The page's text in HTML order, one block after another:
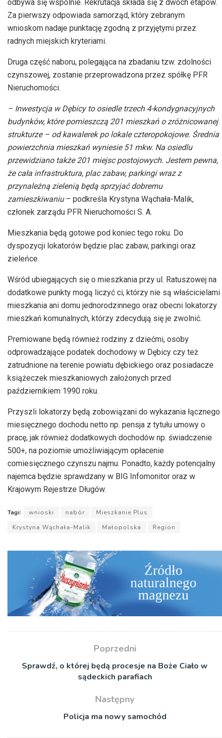
odbywa się wspólnie. Rekrutacja składa się z dwóch etapów.
Za pierwszy odpowiada samorząd, który zebranym
wnioskom nadaje punktację zgodną z przyjętymi przez
radnych miejskich kryteriami.
Druga część naboru, polegająca na zbadaniu tzw. zdolności
czynszowej, zostanie przeprowadzona przez spółkę PFR
Nieruchomości.
– Inwestycja w Dębicy to osiedle trzech 4-kondygnacyjnych
budynków, które pomieszczą 201 mieszkań o zróżnicowanej
strukturze – od kawalerek po lokale czteropokojowe. Średnia
powierzchnia mieszkań wyniesie 51 mkw. Na osiedlu
przewidziano także 201 miejsc postojowych. Jestem pewna,
że cała infrastruktura, plac zabaw, parkingi wraz z
przynależną zielenią będą sprzyjać dobremu
zamieszkiwaniu – podkreśla Krystyna Wąchała-Malik,
członek zarządu PFR Nieruchomości S. A.
Mieszkania będą gotowe pod koniec tego roku. Do
dyspozycji lokatorów będzie plac zabaw, parkingi oraz
zieleńce.
Wśród ubiegających się o mieszkania przy ul. Ratuszowej na
dodatkowe punkty mogą liczyć ci, którzy nie są właścicielami
mieszkania ani domu jednorodzinnego oraz obecni lokatorzy
mieszkań komunalnych, którzy zdecydują się je zwolnić.
Premiowane będą również rodziny z dziećmi, osoby
odprowadzające podatek dochodowy w Dębicy czy też
zatrudnione na terenie powiatu dębickiego oraz posiadacze
książeczek mieszkaniowych założonych przed
październikiem 1990 roku.
Przyszli lokatorzy będą zobowiązani do wykazania łącznego
miesięcznego dochodu netto np. pensja z tytułu umowy o
pracę, jak również dodatkowych dochodów np. świadczenie
500+, na poziomie umożliwiającym opłacenie
comiesięcznego czynszu najmu. Ponadto, każdy potencjalny
najemca będzie sprawdzany w BIG Infomonitor oraz w
Krajowym Rejestrze Długów.
Tagi: wnioski nabór
Mieszkanie Plus
Krystyna Wąchała-Malik
Małopolska Region
Poprzedni
Sprawdź, o której będą procesje na Boże Ciało w
sądeckich parafiach
Następny
Policja ma nowy samochód